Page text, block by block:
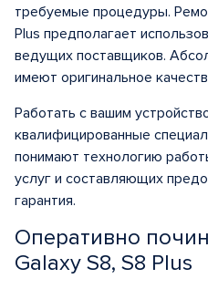
требуемые процедуры.
Plus предполагает
ведущих поставщиков.
имеют оригинальное
Работать с вашим
квалифицированные
понимают технологию
услуг и составляющих
гарантия.
Оперативно
Galaxy S8, S8 Plus